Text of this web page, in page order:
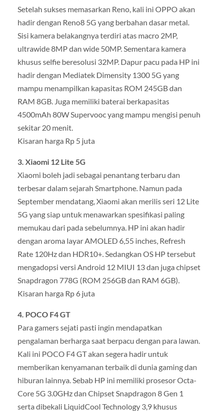
Setelah sukses memasarkan Reno, kali ini OPPO akan
hadir dengan Reno8 5G yang berbahan dasar metal.
Sisi kamera belakangnya terdiri atas macro 2MP,
ultrawide 8MP dan wide 50MP. Sementara kamera
khusus selfie beresolusi 32MP. Dapur pacu pada HP ini
hadir dengan Mediatek Dimensity 1300 5G yang
mampu menampilkan kapasitas ROM 245GB dan
RAM 8GB. Juga memiliki baterai berkapasitas
4500mAh 80W Supervooc yang mampu mengisi penuh
sekitar 20 menit.
Kisaran harga Rp 5 juta
3. Xiaomi 12 Lite 5G
Xiaomi boleh jadi sebagai penantang terbaru dan
terbesar dalam sejarah Smartphone. Namun pada
September mendatang, Xiaomi akan merilis seri 12 Lite
5G yang siap untuk menawarkan spesifikasi paling
memukau dari pada sebelumnya. HP ini akan hadir
dengan aroma layar AMOLED 6,55 inches, Refresh
Rate 120Hz dan HDR10+. Sedangkan OS HP tersebut
mengadopsi versi Android 12 MIUI 13 dan juga chipset
Snapdragon 778G (ROM 256GB dan RAM 6GB).
Kisaran harga Rp 6 juta
4. POCO F4 GT
Para gamers sejati pasti ingin mendapatkan
pengalaman berharga saat berpacu dengan para lawan.
Kali ini POCO F4 GT akan segera hadir untuk
memberikan kenyamanan terbaik di dunia gaming dan
hiburan lainnya. Sebab HP ini memiliki prosesor Octa-
Core 5G 3.0GHz dan Chipset Snapdragon 8 Gen 1
serta dibekali LiquidCool Technology 3,9 khusus